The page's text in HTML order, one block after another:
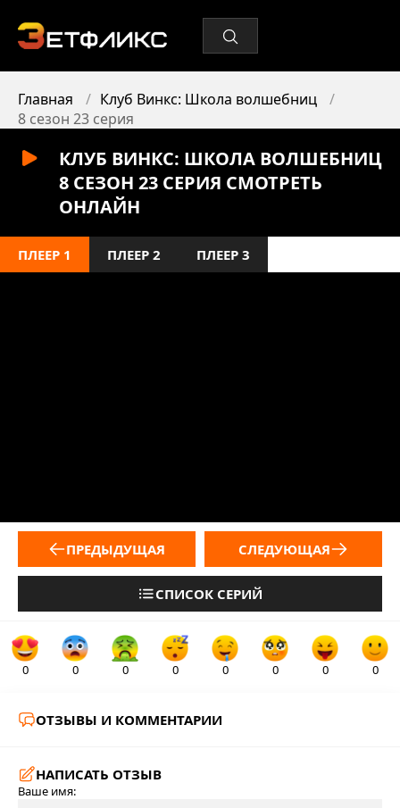
Главная
Клуб Винкс: Школа волшебниц
8 сезон 23 серия
КЛУБ ВИНКС: ШКОЛА ВОЛШЕБНИЦ
8 СЕЗОН 23 СЕРИЯ СМОТРЕТЬ
ОНЛАЙН
ПЛЕЕР 1 ПЛЕЕР 2 ПЛЕЕР 3
ПРЕДЫДУЩАЯ
СПИСОК СЕРИЙ
СЛЕДУЮЩАЯ
0 0 0 0 0 0 0 0
ОТЗЫВЫ И КОММЕНТАРИИ
НАПИСАТЬ ОТЗЫВ
Ваше имя: